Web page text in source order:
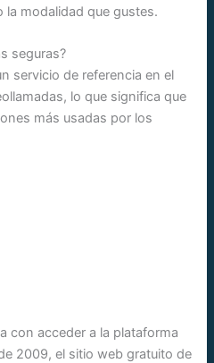
la modalidad que gustes.
seguras?
servicio de referencia en el
lo que significa que
más usadas por los
con acceder a la plataforma
2009, el sitio web gratuito de